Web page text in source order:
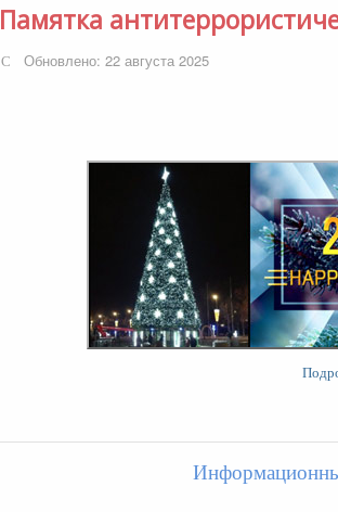
Памятка
Обновлено: 22 августа 2025